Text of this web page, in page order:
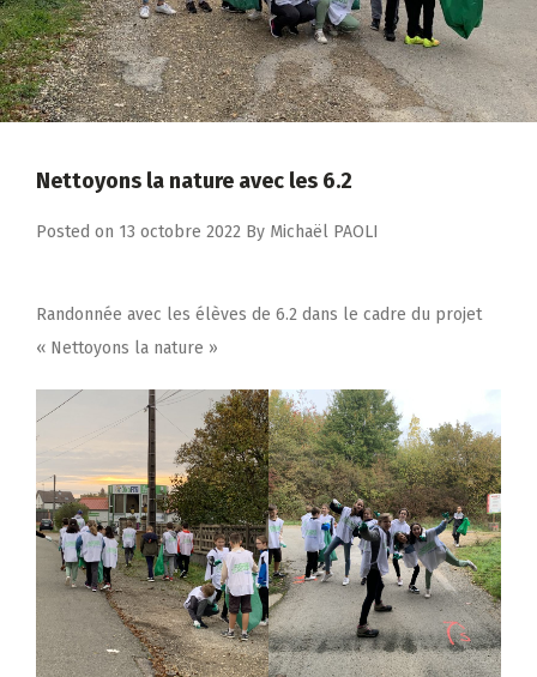
Nettoyons la nature avec les 6.2
Posted on 13 octobre 2022 By Michaël PAOLI
Randonnée avec les élèves de 6.2 dans le cadre du projet
« Nettoyons la nature »